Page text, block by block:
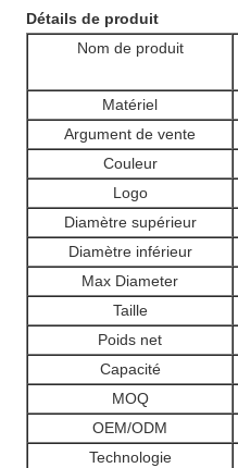
Détails de produit
Nom de produit
Matériel
Argument de vente
Couleur
Logo
Diamètre supérieur
Diamètre inférieur
Max Diameter
Taille
Poids net
Capacité
MOQ
OEM/ODM
Technologie